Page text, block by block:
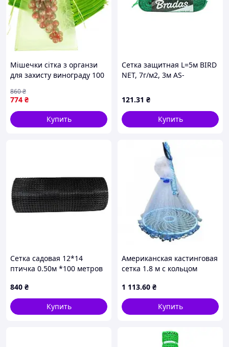
Мішечки сітка з органзи
для захисту винограду 100
KAR124 (1ящ. = 60 eg.)
774 ₴
860₴
Купить
Сетка защитная L=5м BIRD
NET, 7г/м2, 3м AS-
121.31 ₴
Купить
Сетка садовая 12*14
птичка 0.50м *100 метров
пластиковая чёрная
840 ₴
Купить
Американская кастинговая
сетка 1.8 м с кольцом
для рыбалки с глазком 20
мм, раскрытие 3,5 м
1 113.60 ₴
Купить